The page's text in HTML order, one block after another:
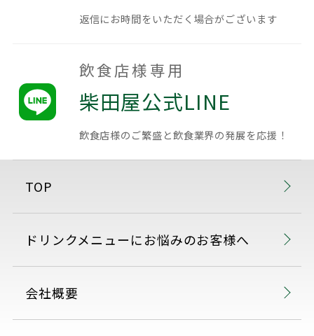
返信にお時間をいただく場合がございます
飲食店様専用
柴田屋公式LINE
飲食店様のご繁盛と飲食業界の発展を応援！
TOP
ドリンクメニューにお悩みのお客様へ
会社概要